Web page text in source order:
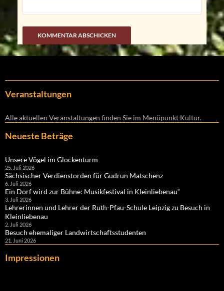
Veranstaltungen
Alle aktuellen Veranstaltungen finden Sie im Menüpunkt Kultur.
Neueste Beträge
Unsere Vögel im Glockenturm
25. Juli 2026
Sächsischer Verdienstorden für Gudrun Matschenz
6. Juli 2026
Ein Dorf wird zur Bühne: Musikfestival in Kleinliebenau“
3. Juli 2026
Lehrerinnen und Lehrer der Ruth-Pfau-Schule Leipzig zu Besuch in
Kleinliebenau
2. Juli 2026
Besuch ehemaliger Landwirtschaftsstudenten
21. Juni 2026
Impressionen